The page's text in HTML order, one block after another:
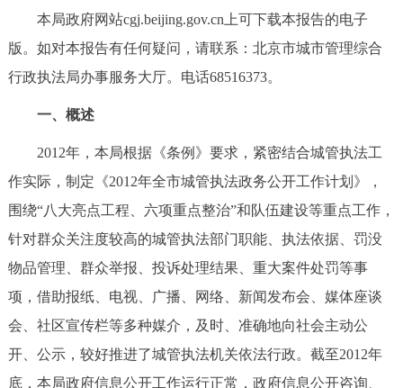
中介服务 阳光政务
12345网上接诉即办
参与调查 在线访谈 图说互动
走进北京
绿色北京 图说北京 视频北京
多语种
本局政府网站cgj.beijing.gov.cn上可下载本报告的电子
版。如对本报告有任何疑问，请联系：北京市城市管理综合
行政执法局办事服务大厅。电话68516373。
一、概述
2012年，本局根据《条例》要求，紧密结合城管执法工
作实际，制定《2012年全市城管执法政务公开工作计划》，
围绕“八大亮点工程、六项重点整治”和队伍建设等重点工作，
针对群众关注度较高的城管执法部门职能、执法依据、罚没
物品管理、群众举报、投诉处理结果、重大案件处罚等事
项，借助报纸、电视、广播、网络、新闻发布会、媒体座谈
会、社区宣传栏等多种媒介，及时、准确地向社会主动公
开、公示，较好推进了城管执法机关依法行政。截至2012年
底，本局政府信息公开工作运行正常，政府信息公开咨询、